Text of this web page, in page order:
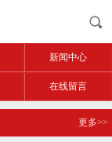
新闻中心
在线留言
更多>>